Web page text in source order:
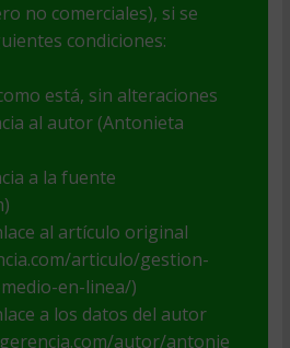
no comerciales), si se
condiciones:
está, sin alteraciones
al autor (Antonieta
a la fuente
al artículo original
articulo/gestion-
en-linea/)
a los datos del autor
autor/antonie